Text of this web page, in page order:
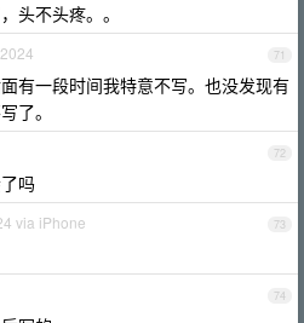
头不头疼。。
71
有一段时间我特意不写。也没发现有
了。
72
吗
73
via iPhone
74